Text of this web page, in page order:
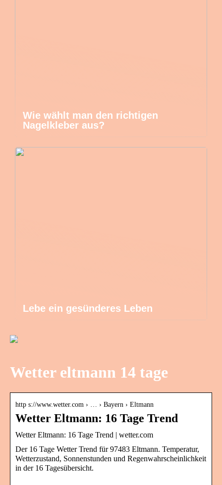
Wie wählt man den richtigen
Nagelkleber aus?
Lebe ein gesünderes Leben
Wetter eltmann 14 tage
http s://www.wetter.com › … › Bayern › Eltmann
Wetter Eltmann: 16 Tage Trend
Wetter Eltmann: 16 Tage Trend | wetter.com
Der 16 Tage Wetter Trend für 97483 Eltmann. Temperatur,
Wetterzustand, Sonnenstunden und Regenwahrscheinlichkeit
in der 16 Tagesübersicht.